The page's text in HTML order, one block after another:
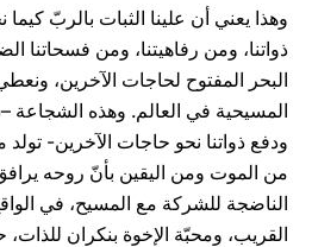
وهذا يعني أن علينا الثبات بالربّ
ذواتنا، ومن رفاهيتنا، ومن فسحاتنا
البحر المفتوح لحاجات الآخرين،
المسيحية في العالم. وهذه الشجاعة
ودفع ذواتنا نحو حاجات الآخرين- تولد
من الموت ومن اليقين بأنّ روحه يرافق
الناضجة للشركة مع المسيح، في
القريب، ومحبّة الإخوة بنكران للذات،